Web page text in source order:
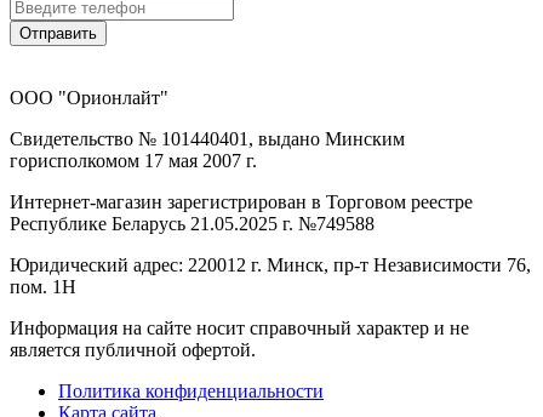
Отправить
ООО "Орионлайт"
Свидетельство № 101440401, выдано Минским
горисполкомом 17 мая 2007 г.
Интернет-магазин зарегистрирован в Торговом реестре
Республике Беларусь 21.05.2025 г. №749588
Юридический адрес: 220012 г. Минск, пр-т Независимости 76,
пом. 1Н
Информация на сайте носит справочный характер и не
является публичной офертой.
Политика конфиденциальности